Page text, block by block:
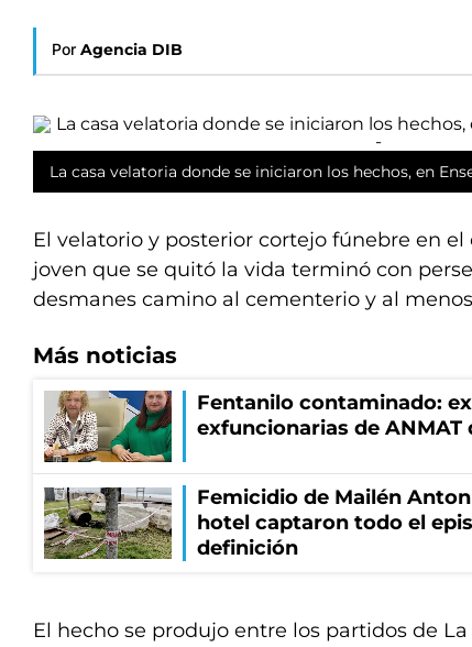
Por Agencia DIB
La casa velatoria donde se iniciaron los hechos, en
El velatorio y posterior cortejo fúnebre en
joven que se quitó la vida terminó con
desmanes camino al cementerio y al
Más noticias
Fentanilo contaminado:
exfuncionarias de ANMAT
Femicidio de Mailén
hotel captaron todo el
definición
El hecho se produjo entre los partidos de